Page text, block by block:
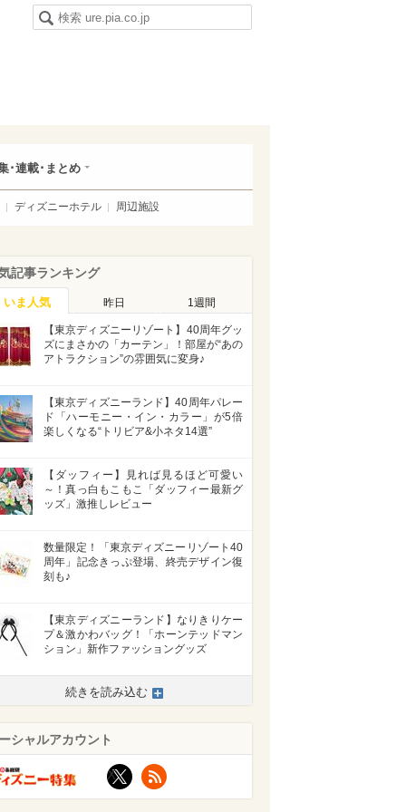
･連載･まとめ
ディズニーホテル 周辺施設
記事ランキング
いま人気 昨日 1週間
【東京ディズニーリゾート】40周年グッ
ズにまさかの「カーテン」！部屋が“あの
アトラクション”の雰囲気に変身♪
【東京ディズニーランド】40周年パレー
ド「ハーモニー・イン・カラー」が5倍
楽しくなる“トリビア&小ネタ14選”
【ダッフィー】見れば見るほど可愛い
～！真っ白もこもこ「ダッフィー最新グ
ッズ」激推しレビュー
数量限定！「東京ディズニーリゾート40
周年」記念きっぷ登場、終売デザイン復
刻も♪
【東京ディズニーランド】なりきりケー
プ＆激かわバッグ！「ホーンテッドマン
ション」新作ファッショングッズ
続きを読み込む
シャルアカウント
X